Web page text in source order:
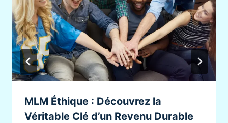
MLM Éthique : Découvrez la
Véritable Clé d’un Revenu Durable